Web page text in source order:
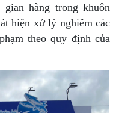
hàng trong khuôn
hiện xử lý nghiêm các
theo quy định của